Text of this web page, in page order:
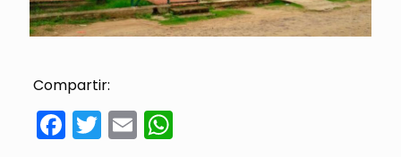
Compartir:
Facebook
Twitter
EmailWhatsApp